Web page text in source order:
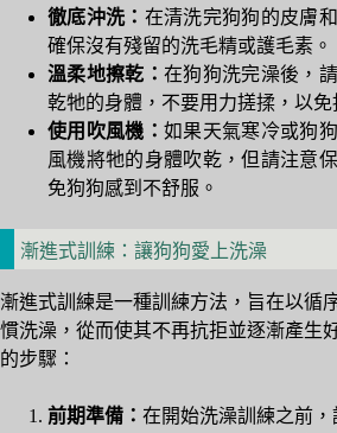
徹底沖洗： 在清洗完狗狗的皮膚
確保沒有殘留的洗毛精或護毛素。
溫柔地擦乾： 在狗狗洗完澡後，
乾牠的身體，不要用力搓揉，以免
使用吹風機： 如果天氣寒冷或狗
風機將牠的身體吹乾，但請注意
免狗狗感到不舒服。
漸進式訓練：讓狗狗愛上洗澡
漸進式訓練是一種訓練方法，旨在以循
慣洗澡，從而使其不再抗拒並逐漸產生
的步驟：
前期準備： 在開始洗澡訓練之前